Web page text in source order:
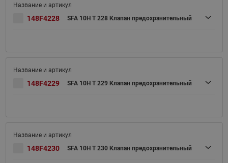
148F4228 SFA 10H T 228 Клапан предохранительный
148F4229 SFA 10H T 229 Клапан предохранительный
148F4230 SFA 10H T 230 Клапан предохранительный